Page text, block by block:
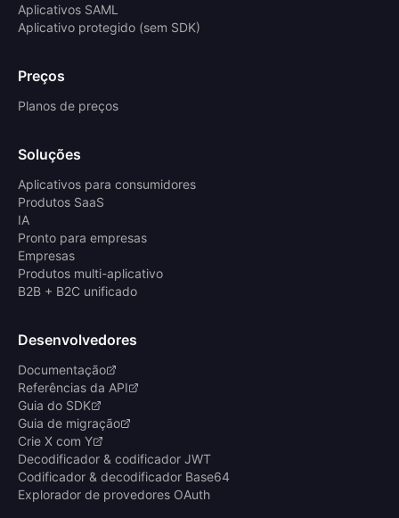
Aplicativos SAML
Aplicativo protegido (sem SDK)
Preços
Planos de preços
Soluções
Aplicativos para consumidores
Produtos SaaS
IA
Pronto para empresas
Empresas
Produtos multi-aplicativo
B2B + B2C unificado
Desenvolvedores
Documentação
Referências da API
Guia do SDK
Guia de migração
Crie X com Y
Decodificador & codificador JWT
Codificador & decodificador Base64
Explorador de provedores OAuth